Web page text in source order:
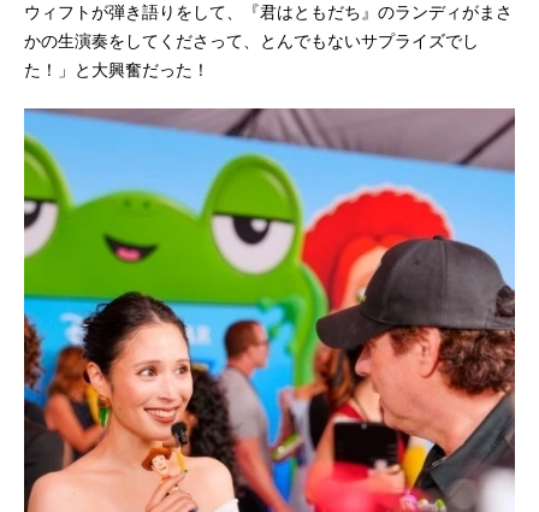
ウィフトが弾き語りをして、『君はともだち』のランディがまさ
かの生演奏をしてくださって、とんでもないサプライズでし
た！」と大興奮だった！